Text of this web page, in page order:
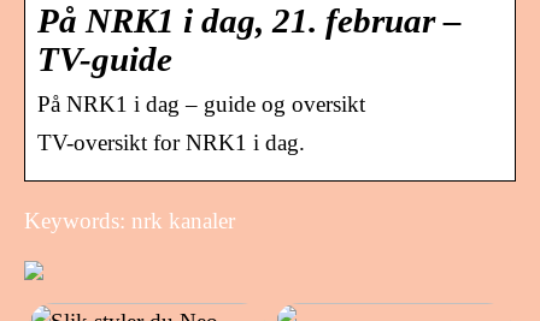
På NRK1 i dag, 21. februar –
TV-guide
På NRK1 i dag – guide og oversikt
TV-oversikt for NRK1 i dag.
Keywords: nrk kanaler